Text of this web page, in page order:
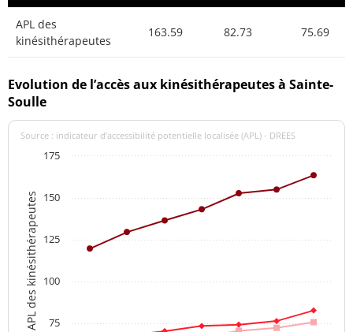
APL des
kinésithérapeutes
163.59 82.73 75.69
Evolution de l’accès aux kinésithérapeutes à Sainte-
Soulle
APL des kinésithérapeutes
Source : indicateur d’accessibilité potentielle localisée (APL) - DREES
75
100
125
150
175